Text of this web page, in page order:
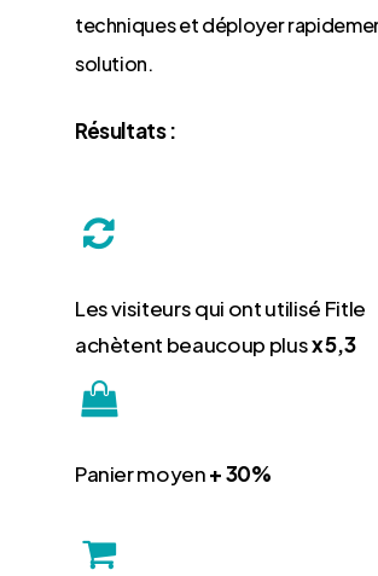
techniques et déployer
solution.
Résultats :
Les visiteurs qui ont utilisé Fitle
achètent beaucoup plusx 5,3
Panier moyen+ 30%